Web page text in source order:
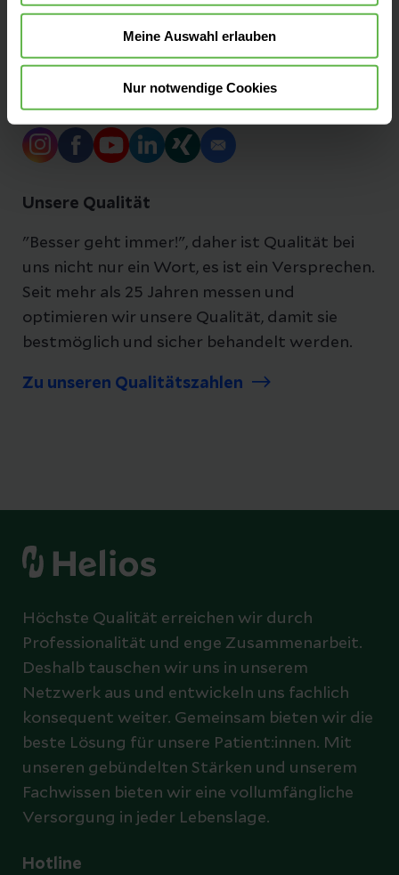
Meine Auswahl erlauben
Nur notwendige Cookies
Impressum Standort
Folgen Sie uns
Unsere Qualität
"Besser geht immer!", daher ist Qualität bei
uns nicht nur ein Wort, es ist ein Versprechen.
Seit mehr als 25 Jahren messen und
optimieren wir unsere Qualität, damit sie
bestmöglich und sicher behandelt werden.
Zu unseren Qualitätszahlen
Höchste Qualität erreichen wir durch
Professionalität und enge Zusammenarbeit.
Deshalb tauschen wir uns in unserem
Netzwerk aus und entwickeln uns fachlich
konsequent weiter. Gemeinsam bieten wir die
beste Lösung für unsere Patient:innen. Mit
unseren gebündelten Stärken und unserem
Fachwissen bieten wir eine vollumfängliche
Versorgung in jeder Lebenslage.
Hotline